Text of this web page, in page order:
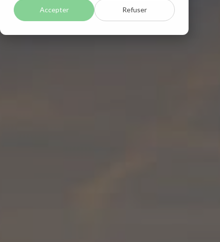
Accepter Refuser